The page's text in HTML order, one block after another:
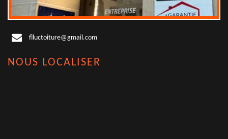
flluctoiture@gmail.com
NOUS LOCALISER